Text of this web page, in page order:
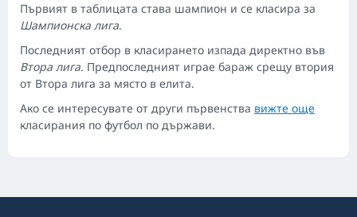
Първият в таблицата става шампион и се класира за
Шампионска лига.
Последният отбор в класирането изпада директно във
Втора лига. Предпоследният играе бараж срещу втория
от Втора лига за място в елита.
Ако се интересувате от други първенства вижте още
класирания по футбол по държави.